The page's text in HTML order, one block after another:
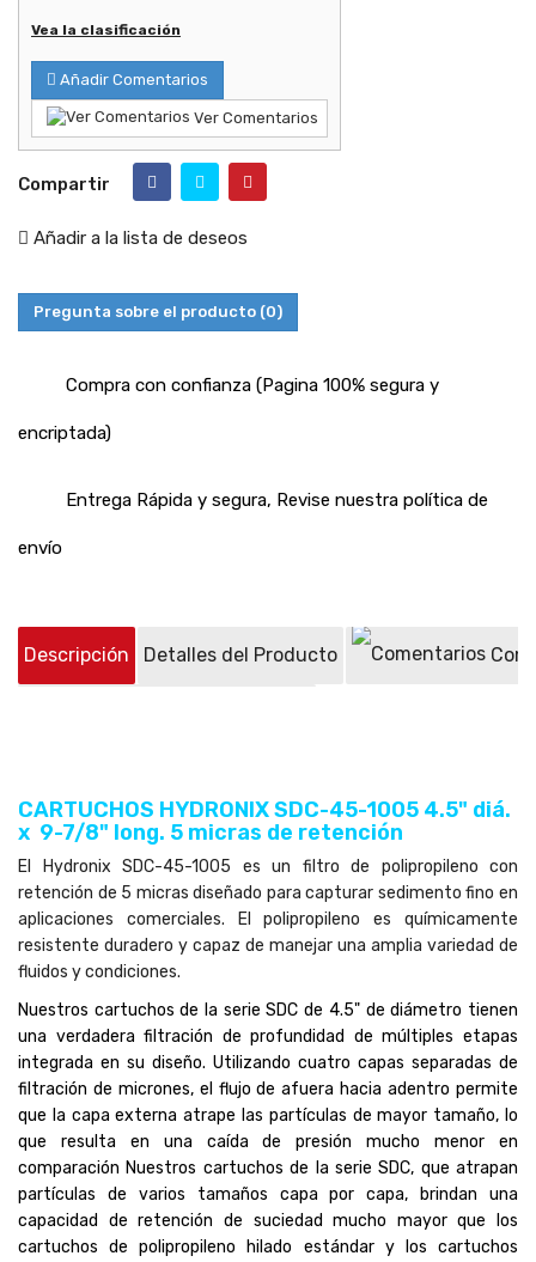
Vea la clasificación
Añadir Comentarios
Ver Comentarios
Compartir
Añadir a la lista de deseos
Pregunta sobre el producto (0)
Compra con confianza (Pagina 100% segura y
encriptada)
Entrega Rápida y segura, Revise nuestra política de
envío
Descripción Detalles del Producto
CARTUCHOS HYDRONIX SDC-45-1005 4.5" diá.
x 9-7/8" long. 5 micras de retención
El Hydronix SDC-45-1005 es un filtro de polipropileno con
retención de 5 micras diseñado para capturar sedimento fino en
aplicaciones comerciales. El polipropileno es químicamente
resistente duradero y capaz de manejar una amplia variedad de
fluidos y condiciones.
Nuestros cartuchos de la serie SDC de 4.5" de diámetro tienen
una verdadera filtración de profundidad de múltiples etapas
integrada en su diseño. Utilizando cuatro capas separadas de
filtración de micrones, el flujo de afuera hacia adentro permite
que la capa externa atrape las partículas de mayor tamaño, lo
que resulta en una caída de presión mucho menor en
comparación Nuestros cartuchos de la serie SDC, que atrapan
partículas de varios tamaños capa por capa, brindan una
capacidad de retención de suciedad mucho mayor que los
cartuchos de polipropileno hilado estándar y los cartuchos